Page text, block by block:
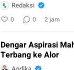
Redaksi
0 0 2 jam
Dengar Aspirasi
Terbang ke Alor